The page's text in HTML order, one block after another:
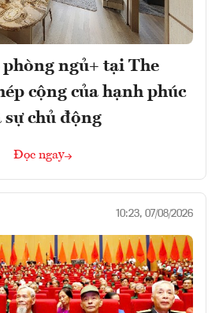
ngủ+ tại The
cộng của hạnh phúc
sự chủ động
Đọc ngay
10:23, 07/08/2026